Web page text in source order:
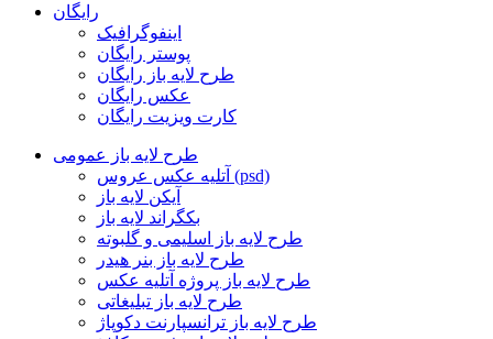
رایگان
اینفوگرافیک
پوستر رایگان
طرح لایه باز رایگان
عکس رایگان
کارت ویزیت رایگان
طرح لایه باز عمومی
آتلیه عکس عروس (psd)
آیکن لایه باز
بکگراند لایه باز
طرح لایه باز اسلیمی و گلبوته
طرح لایه باز بنر هیدر
طرح لایه باز پروژه آتلیه عکس
طرح لایه باز تبلیغاتی
طرح لایه باز ترانسپارنت دکوپاژ